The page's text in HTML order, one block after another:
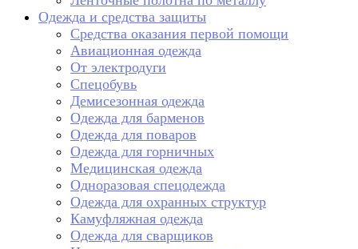
Одежда и средства защиты
Средства оказания первой помощи
Авиационная одежда
От электродуги
Спецобувь
Демисезонная одежда
Одежда для барменов
Одежда для поваров
Одежда для горничных
Медицинская одежда
Одноразовая спецодежда
Одежда для охранных структур
Камуфляжная одежда
Одежда для сварщиков